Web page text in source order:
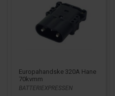
Europahandske 320A Hane
70kvmm
BATTERIEXPRESSEN